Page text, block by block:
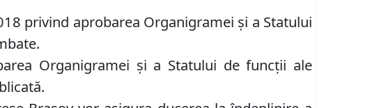
privind aprobarea Organigramei şi a Statului
Organigramei şi a Statului de funcţii ale